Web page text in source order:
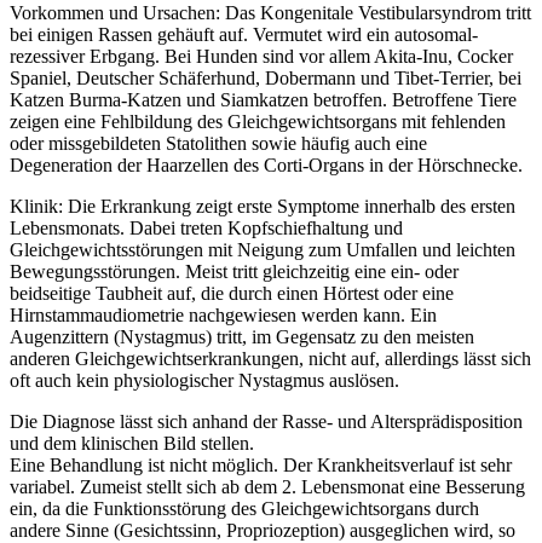
Vorkommen und Ursachen: Das Kongenitale Vestibularsyndrom tritt
bei einigen Rassen gehäuft auf. Vermutet wird ein autosomal-
rezessiver Erbgang. Bei Hunden sind vor allem Akita-Inu, Cocker
Spaniel, Deutscher Schäferhund, Dobermann und Tibet-Terrier, bei
Katzen Burma-Katzen und Siamkatzen betroffen. Betroffene Tiere
zeigen eine Fehlbildung des Gleichgewichtsorgans mit fehlenden
oder missgebildeten Statolithen sowie häufig auch eine
Degeneration der Haarzellen des Corti-Organs in der Hörschnecke.
Klinik: Die Erkrankung zeigt erste Symptome innerhalb des ersten
Lebensmonats. Dabei treten Kopfschiefhaltung und
Gleichgewichtsstörungen mit Neigung zum Umfallen und leichten
Bewegungsstörungen. Meist tritt gleichzeitig eine ein- oder
beidseitige Taubheit auf, die durch einen Hörtest oder eine
Hirnstammaudiometrie nachgewiesen werden kann. Ein
Augenzittern (Nystagmus) tritt, im Gegensatz zu den meisten
anderen Gleichgewichtserkrankungen, nicht auf, allerdings lässt sich
oft auch kein physiologischer Nystagmus auslösen.
Die Diagnose lässt sich anhand der Rasse- und Altersprädisposition
und dem klinischen Bild stellen.
Eine Behandlung ist nicht möglich. Der Krankheitsverlauf ist sehr
variabel. Zumeist stellt sich ab dem 2. Lebensmonat eine Besserung
ein, da die Funktionsstörung des Gleichgewichtsorgans durch
andere Sinne (Gesichtssinn, Propriozeption) ausgeglichen wird, so